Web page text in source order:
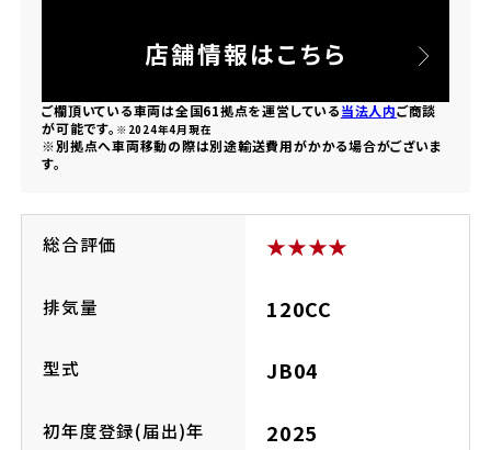
店舗情報はこちら
ご欄頂いている車両は全国61拠点を運営している当法人内ご商談
が可能です。 ※2024年4月現在
※別拠点へ車両移動の際は別途輸送費用がかかる場合がございま
す。
総合評価 ★★★★
排気量 120CC
型式 JB04
初年度登録(届出)年 2025
ホンダドリーム 横浜旭
ホンダドリーム 川崎宮前
千葉県
兵庫県
ホンダドリーム 尼崎
ホンダドリーム 姫路
ホンダドリーム 西宮甲子園
奈良県
高知県
ホンダドリーム 高知